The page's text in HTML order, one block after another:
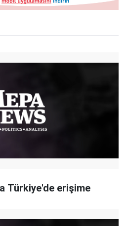
Türkiye'de erişime